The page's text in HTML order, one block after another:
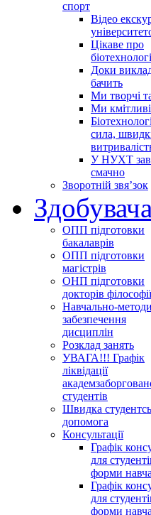
спорт
Відео
Цікаве про
Доки
бачить
Ми творчі
Ми кмітливі
сила,
У НУХТ
смачно
Зворотній звя’зок
ОПП підготовки
бакалаврів
ОПП підготовки
магістрів
ОНП підготовки
докторів філософії
Навчально-
забезпечення
дисциплін
Розклад занять
УВАГА!!! Графік
ліквідації
студентів
Швидка
допомога
Консультації
Графік
для
форми
Графік
для
форми